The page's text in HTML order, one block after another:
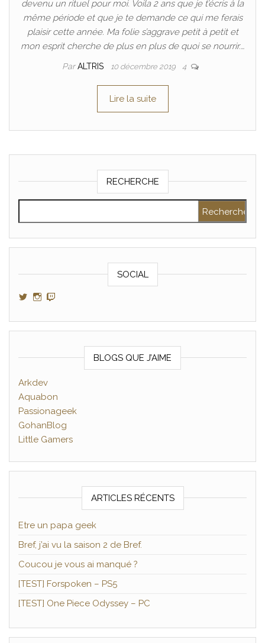
devenu un rituel pour moi. Voila 2 ans que je t’écris à la
même période et que je te demande ce qui me ferais
plaisir cette année. Ma folie s’aggrave petit à petit et
mon esprit cherche de plus en plus de quoi se nourrir.…
ParALTRIS 10 décembre 2019 4
Lire la suite
RECHERCHE
SOCIAL
Voir le profil de GamerAltris sur Twitter
Voir le profil de GamerAltris sur Instagram
BLOGS QUE J’AIME
Arkdev
Aquabon
Passionageek
GohanBlog
Little Gamers
ARTICLES RÉCENTS
Etre un papa geek
Bref, j’ai vu la saison 2 de Bref.
Coucou je vous ai manqué ?
[TEST] Forspoken – PS5
[TEST] One Piece Odyssey – PC